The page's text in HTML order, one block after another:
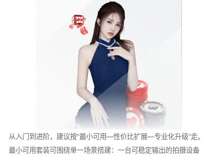
从入门到进阶，建议按“最小可用—性价比扩展—专业化升级”走。
最小可用套装可围绕单一场景搭建：一台可稳定输出的拍摄设备